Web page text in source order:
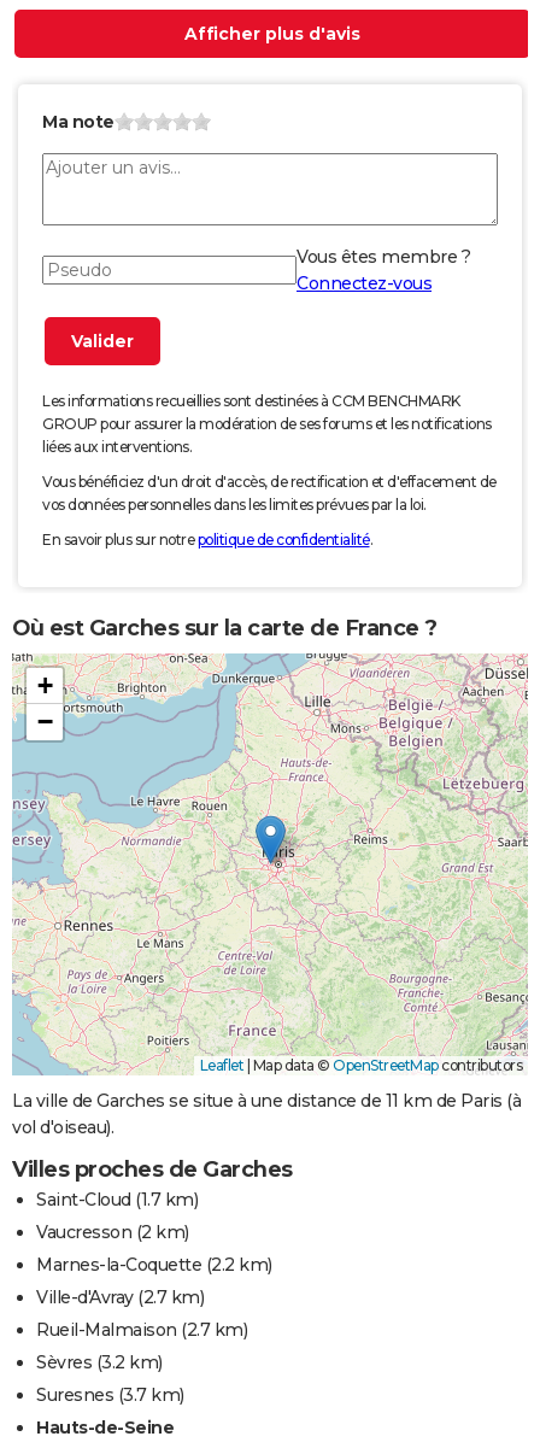
Afficher plus d'avis
Ma note
Vous êtes membre ?
Connectez-vous
Les informations recueillies sont destinées à CCM BENCHMARK
GROUP pour assurer la modération de ses forums et les notifications
liées aux interventions.
Vous bénéficiez d'un droit d'accès, de rectification et d'effacement de
vos données personnelles dans les limites prévues par la loi.
En savoir plus sur notrepolitique de confidentialité.
Où est Garches sur la carte de France ?
+
−
Leaflet Map data © OpenStreetMapcontributors
La ville de Garches se situe à une distance de 11 km de Paris (à
vol d'oiseau).
Villes proches de Garches
Saint-Cloud (1.7 km)
Vaucresson (2 km)
Marnes-la-Coquette (2.2 km)
Ville-d'Avray(2.7 km)
Rueil-Malmaison (2.7 km)
Sèvres (3.2 km)
Suresnes (3.7 km)
Hauts-de-Seine